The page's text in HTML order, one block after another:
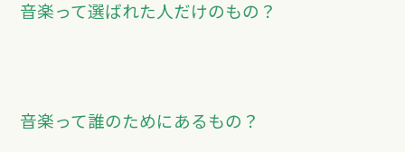
音楽って選ばれた人だけのもの？
音楽って誰のためにあるもの？